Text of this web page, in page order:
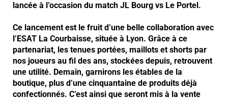
lancée à l’occasion du match JL Bourg vs Le Portel.
Ce lancement est le fruit d’une belle collaboration avec
l’ESAT La Courbaisse, située à Lyon. Grâce à ce
partenariat, les tenues portées, maillots et shorts par
nos joueurs au fil des ans, stockées depuis, retrouvent
une utilité. Demain, garnirons les étables de la
boutique, plus d’une cinquantaine de produits déjà
confectionnés. C’est ainsi que seront mis à la vente